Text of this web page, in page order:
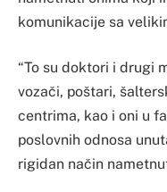
komunikacije sa
“To su doktori i drugi
vozači, poštari,
centrima, kao i oni u
poslovnih odnosa
rigidan način